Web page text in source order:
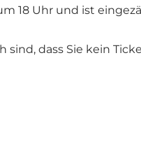
18 Uhr und ist
sind, dass Sie kein